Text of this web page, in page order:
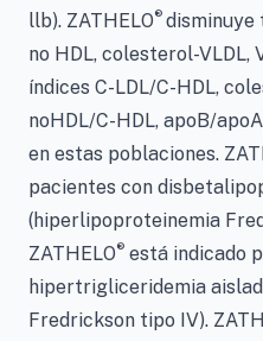
llb). ZATHELO® disminuye
no HDL, colesterol-VLDL,
índices C-LDL/C-HDL,
noHDL/C-HDL, apoB/
en estas poblaciones.
pacientes con
(hiperlipoproteinemia
ZATHELO® está indicado
hipertrigliceridemia
Fredrickson tipo IV).